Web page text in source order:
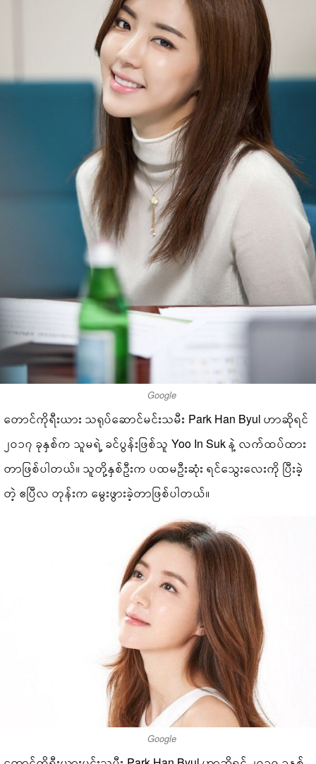
Google
တောင်ကိုရီးယား သရုပ်ဆောင်မင်းသမီး Park Han Byul ဟာဆိုရင်
၂၀၁၇ ခုနှစ်က သူမရဲ့ ခင်ပွန်းဖြစ်သူ Yoo In Suk နဲ့ လက်ထပ်ထား
တာဖြစ်ပါတယ်။ သူတို့နှစ်ဦးက ပထမဦးဆုံး ရင်သွေးလေးကို ပြီးခဲ့
တဲ့ ဧပြီလ တုန်းက မွေးဖွားခဲ့တာဖြစ်ပါတယ်။
Google